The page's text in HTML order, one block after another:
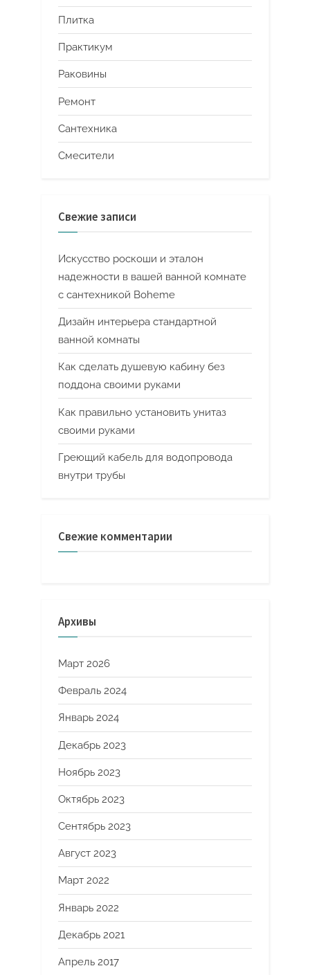
Плитка
Практикум
Раковины
Ремонт
Сантехника
Смесители
Свежие записи
Искусство роскоши и эталон
надежности в вашей ванной комнате
с сантехникой Boheme
Дизайн интерьера стандартной
ванной комнаты
Как сделать душевую кабину без
поддона своими руками
Как правильно установить унитаз
своими руками
Греющий кабель для водопровода
внутри трубы
Свежие комментарии
Архивы
Март 2026
Февраль 2024
Январь 2024
Декабрь 2023
Ноябрь 2023
Октябрь 2023
Сентябрь 2023
Август 2023
Март 2022
Январь 2022
Декабрь 2021
Апрель 2017